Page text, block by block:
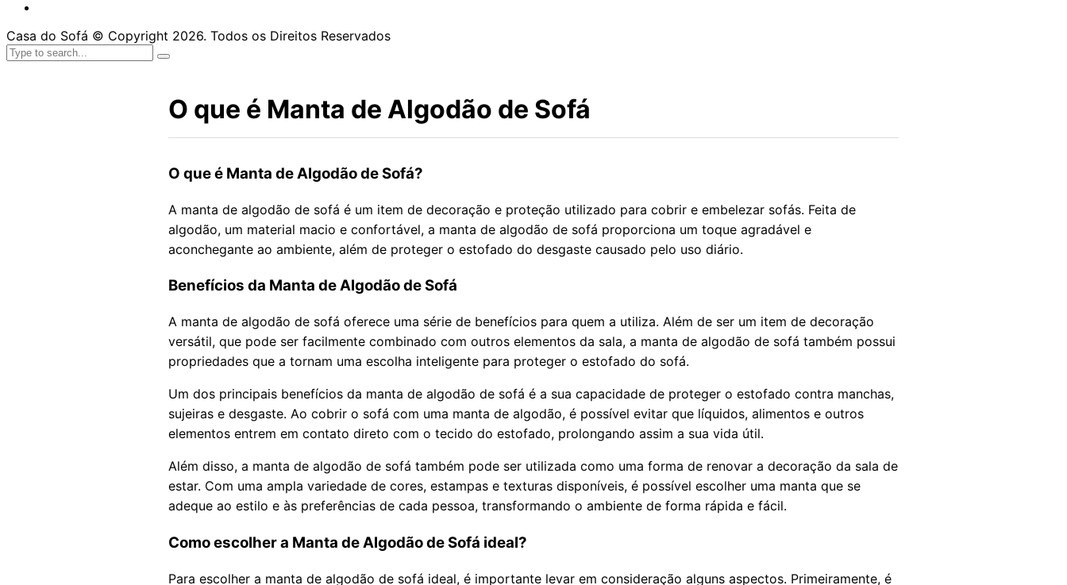
Casa do Sofá © Copyright 2026. Todos os Direitos Reservados
O que é Manta de Algodão de Sofá
O que é Manta de Algodão de Sofá?
A manta de algodão de sofá é um item de decoração e proteção utilizado para cobrir e embelezar sofás. Feita de
algodão, um material macio e confortável, a manta de algodão de sofá proporciona um toque agradável e
aconchegante ao ambiente, além de proteger o estofado do desgaste causado pelo uso diário.
Benefícios da Manta de Algodão de Sofá
A manta de algodão de sofá oferece uma série de benefícios para quem a utiliza. Além de ser um item de decoração
versátil, que pode ser facilmente combinado com outros elementos da sala, a manta de algodão de sofá também possui
propriedades que a tornam uma escolha inteligente para proteger o estofado do sofá.
Um dos principais benefícios da manta de algodão de sofá é a sua capacidade de proteger o estofado contra manchas,
sujeiras e desgaste. Ao cobrir o sofá com uma manta de algodão, é possível evitar que líquidos, alimentos e outros
elementos entrem em contato direto com o tecido do estofado, prolongando assim a sua vida útil.
Além disso, a manta de algodão de sofá também pode ser utilizada como uma forma de renovar a decoração da sala de
estar. Com uma ampla variedade de cores, estampas e texturas disponíveis, é possível escolher uma manta que se
adeque ao estilo e às preferências de cada pessoa, transformando o ambiente de forma rápida e fácil.
Como escolher a Manta de Algodão de Sofá ideal?
Para escolher a manta de algodão de sofá ideal, é importante levar em consideração alguns aspectos. Primeiramente, é